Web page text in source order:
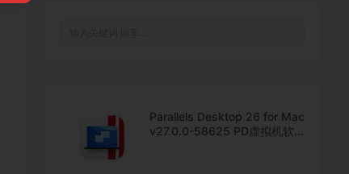
Parallels Desktop 26 for Mac
v27.0.0-58625 PD虚拟机软